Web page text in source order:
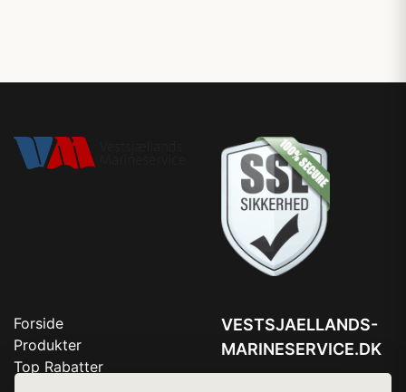
Forside
Produkter
Top Rabatter
VESTSJAELLANDS-
MARINESERVICE.DK